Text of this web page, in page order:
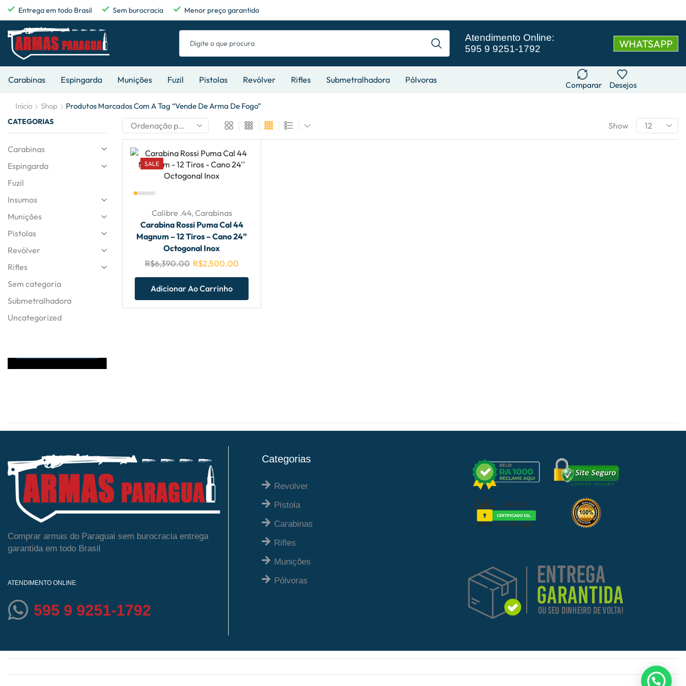
Entrega em todo Brasil Sem burocracia Menor preço garantido
Atendimento Online:
595 9 9251-1792
WHATSAPP
Carabinas Espingarda Munições Fuzil Pistolas Revólver Rifles Submetralhadora Pólvoras Comparar Desejos
Início Shop Produtos Marcados Com A Tag “vende De Arma De Fogo”
Show
SALE
Calibre .44,Carabinas
Carabina Rossi Puma Cal 44
Magnum – 12 Tiros – Cano 24”
Octogonal Inox
R$6,390.00 R$2,500.00
Adicionar Ao Carrinho
CATEGORIAS
Carabinas
Espingarda
Fuzil
Insumos
Munições
Pistolas
Revólver
Rifles
Sem categoria
Submetralhadora
Uncategorized
TIRE SUAS DUVIDAS
ATENDIMENTO
24HRS
Comprar armas do Paraguai sem burocracia entrega
garantida em todo Brasil
ATENDIMENTO ONLINE
595 9 9251-1792
Categorias
Revolver
Pistola
Carabinas
Rifles
Munições
Pólvoras